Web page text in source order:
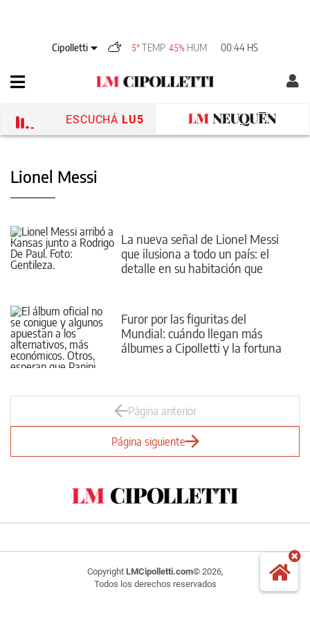
Cipolletti 5°TEMP 45% HUM 00:44 HS
ESCUCHÁ LU5
Lionel Messi
La nueva señal de Lionel Messi
que ilusiona a todo un país: el
detalle en su habitación que
Furor por las figuritas del
Mundial: cuándo llegan más
álbumes a Cipolletti y la fortuna
Página anterior
Página siguiente
Copyright LMCipolletti.com© 2026,
Todos los derechos reservados